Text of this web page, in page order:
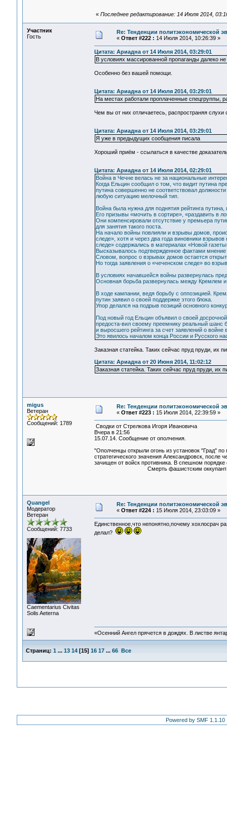
« Последнее редактирование: 14 Июля 2014,
Участник
Гость
Re: Тенденции политэкономической
« Ответ #222 : 14 Июля 2014, 10:26:39 »
Цитата: Ариадна от 14 Июля 2014, 03:29:01
В условиях массированной пропаганды далеко
Особенно без вашей помощи.
Цитата: Ариадна от 14 Июля 2014, 03:29:01
На местах работали проплаченные спецгруппы,
Чем вы от них отличаетесь, распространяя
Цитата: Ариадна от 14 Июля 2014, 03:29:01
Я уже в предыдущих сообщения писала
Хороший приём - ссылаться в качестве
Цитата: Ариадна от 14 Июля 2014, 02:29:01
Война в Чечне велась не за национальные
Когда Ельцин сообщил о том, что видит путина
путина совершенно не соответствовал
любую ситуацию мелочный тип.
Война была нужна для поднятия рейтинга
Его призывы «мочить в сортире», «раздавить в
Они компенсировали отсутствие у премьера
для занятия такого поста.
На начало войны повлияли и взрывы домов,
следе», хотя и через два года виновники
следе» содержались в материалах «Новой
Высказывалось подтвержденное фактами
Словом, вопрос о взрывах домов остается
Но тогда заявления о «чеченском следе» во
В условиях начавшейся войны развернулась
Основная борьба развернулась между Кремлем
В ходе кампании, ведя борьбу с оппозицией.
путин заявил о своей поддержке этого блока.
Упор делался на подрыв позиций основного
Под новый год Ельцин объявил о своей
предоста-вил своему преемнику реальный шанс
и выросшего рейтинга за счет заявлений о войне
Это явилось началом конца России и Русского
Заказная статейка. Таких сейчас пруд пруди, их
Цитата: Ариадна от 20 Июня 2014, 11:02:12
Заказная статейка. Таких сейчас пруд пруди,
migus
Ветеран
Сообщений: 1789
Re: Тенденции политэкономической
« Ответ #223 : 15 Июля 2014, 22:39:59 »
Сводки от Стрелкова Игоря Ивановича
Вчера в 21:56
15.07.14. Сообщение от ополчения.
"Ополченцы открыли огонь из установок "Град"
стратегического значения Александровск,
зачищен от войск противника. В спешном
Смерть фашистским оккупантам
Quangel
Модератор
Ветеран
Сообщений: 7733
Сaementarius Civitas
Solis Aeterna
Re: Тенденции политэкономической
« Ответ #224 : 15 Июля 2014, 23:03:09 »
Единственное,что непонятно,почему хохлосрач
делал?
«Осенний Ангел прячется в дождях. В листве
Страниц: 1 ... 13 14[15] 16 17 ... 66 Все
Powered by SMF 1.1.10